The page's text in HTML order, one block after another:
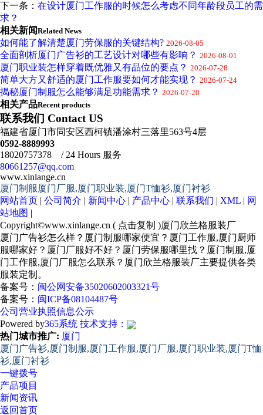
下一条： 在设计厦门工作服的时候怎么考虑不同年龄段员工的需
求？
相关新闻Related News
如何能了解清楚厦门劳保服的关键结构? 2026-08-05
全面剖析厦门广告衫的工艺设计对哪些有影响？ 2026-08-01
厦门职业装怎样穿着既优雅又有品位的要点？ 2026-07-28
简单大方又舒适的厦门工作服要如何才能实现？ 2026-07-24
揭秘厦门制服怎么能够满足功能需求？ 2026-07-20
相关产品Recent products
联系我们 Contact US
福建省厦门市同安区西柯镇潘涂村三落里563号4层
0592-8889993
18020757378 / 24 Hours 服务
80661257@qq.com
www.xinlange.cn
厦门制服厦门厂服,厦门职业装,厦门T恤衫,厦门衬衫
网站首页 | 公司简介 | 新闻中心 | 产品中心 | 联系我们 | XML | 网
站地图 |
Copyright©www.xinlange.cn ( 点击复制 )厦门欣兰格服装厂
厦门广告衫怎么样？厦门制服哪家便宜？厦门工作服,厦门厨师
服哪家好？厦门厂服好不好？厦门劳保服哪里找？厦门制服,厦
门工作服,厦门厂服怎么联系？厦门欣兰格服装厂主要提供各类
服装定制。
备案号： 闽公网安备35020602003321号
备案号： 闽ICP备08104487号
公司营业执照信息公示
Powered by365系统 技术支持：
热门城市推广: 厦门
厦门广告衫,厦门制服,厦门工作服,厦门厂服,厦门职业装,厦门T恤
衫,厦门衬衫
一键拨号
产品项目
新闻资讯
返回首页